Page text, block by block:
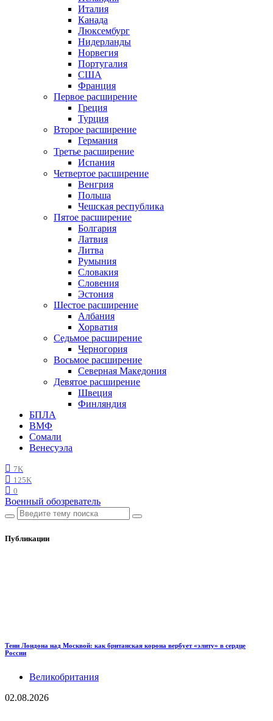
Италия
Канада
Люксембург
Нидерланды
Норвегия
Португалия
США
Франция
Первое расширение
Греция
Турция
Второе расширение
Германия
Третье расширение
Испания
Четвертое расширение
Венгрия
Польша
Чешская республика
Пятое расширение
Болгария
Латвия
Литва
Румыния
Словакия
Словения
Эстония
Шестое расширение
Албания
Хорватия
Седьмое расширение
Черногория
Восьмое расширение
Северная Македония
Девятое расширение
Швеция
Финляндия
БПЛА
ВМФ
Сомали
Венесуэла
7K
125K
0
Военный обозреватель
Публикации
Тени Лондона над Москвой: как британская корона вербует «элиту» в сердце
России
Великобритания
02.08.2026